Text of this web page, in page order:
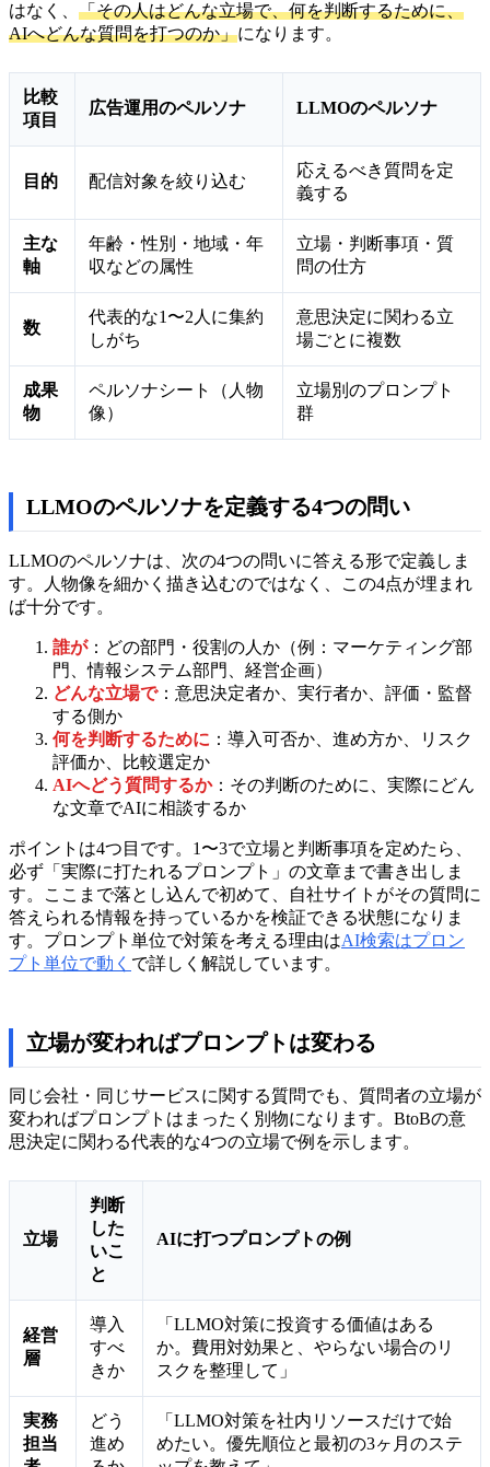
はなく、 「その人はどんな立場で、何を判断するために、
AIへどんな質問を打つのか」になります。
比較
項目
広告運用のペルソナ LLMOのペルソナ
目的 配信対象を絞り込む
応えるべき質問を定
義する
主な
軸
年齢・性別・地域・年
収などの属性
立場・判断事項・質
問の仕方
数
代表的な1〜2人に集約
しがち
意思決定に関わる立
場ごとに複数
成果
物
ペルソナシート（人物
像）
立場別のプロンプト
群
LLMOのペルソナを定義する4つの問い
LLMOのペルソナは、次の4つの問いに答える形で定義しま
す。人物像を細かく描き込むのではなく、この4点が埋まれ
ば十分です。
誰が：どの部門・役割の人か（例：マーケティング部
門、情報システム部門、経営企画）
どんな立場で：意思決定者か、実行者か、評価・監督
する側か
何を判断するために ：導入可否か、進め方か、リスク
評価か、比較選定か
AIへどう質問するか：その判断のために、実際にどん
な文章でAIに相談するか
ポイントは4つ目です。1〜3で立場と判断事項を定めたら、
必ず「実際に打たれるプロンプト」の文章まで書き出しま
す。ここまで落とし込んで初めて、自社サイトがその質問に
答えられる情報を持っているかを検証できる状態になりま
す。プロンプト単位で対策を考える理由はAI検索はプロン
プト単位で動く で詳しく解説しています。
立場が変わればプロンプトは変わる
同じ会社・同じサービスに関する質問でも、質問者の立場が
変わればプロンプトはまったく別物になります。BtoBの意
思決定に関わる代表的な4つの立場で例を示します。
立場
判断
した
いこ
と
AIに打つプロンプトの例
経営
層
導入
すべ
きか
「LLMO対策に投資する価値はある
か。費用対効果と、やらない場合のリ
スクを整理して」
実務
担当
どう
進め
「LLMO対策を社内リソースだけで始
めたい。優先順位と最初の3ヶ月のステ